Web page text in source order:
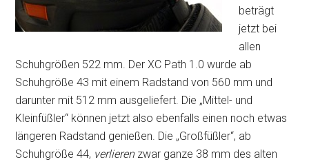
beträgt
jetzt bei
allen
Schuhgrößen 522 mm. Der XC Path 1.0 wurde ab
Schuhgröße 43 mit einem Radstand von 560 mm und
darunter mit 512 mm ausgeliefert. Die „Mittel- und
Kleinfüßler“ können jetzt also ebenfalls einen noch etwas
längeren Radstand genießen. Die „Großfüßler“, ab
Schuhgröße 44, verlieren zwar ganze 38 mm des alten